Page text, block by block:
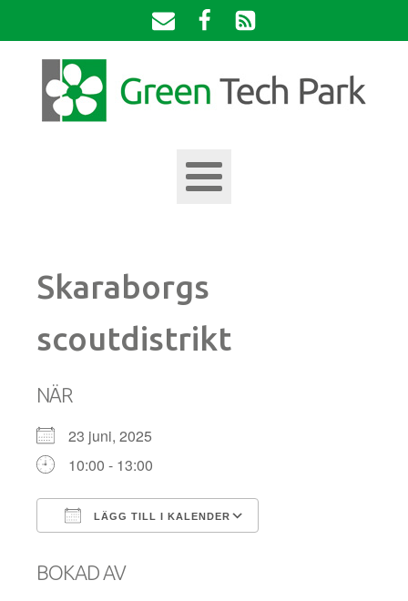
Skaraborgs
scoutdistrikt
NÄR
23 juni, 2025
10:00 - 13:00
LÄGG TILL I KALENDER
BOKAD AV